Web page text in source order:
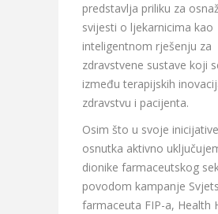
predstavlja priliku za
svijesti o ljekarnicima kao
inteligentnom rješenju za
zdravstvene sustave koji
između terapijskih
zdravstvu i pacijenta.
Osim što u svoje
osnutka aktivno
dionike farmaceutskog
povodom kampanje
farmaceuta FIP-a, Health